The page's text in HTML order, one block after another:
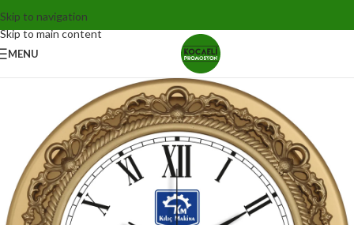
Skip to navigation
Skip to main content
MENU